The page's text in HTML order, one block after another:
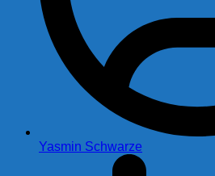
Yasmin Schwarze